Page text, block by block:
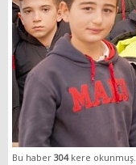
Bu haber 304 kere okunmuş.